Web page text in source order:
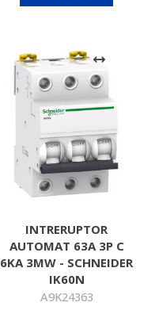
INTRERUPTOR
AUTOMAT 63A 3P C
6KA 3MW - SCHNEIDER
IK60N
A9K24363